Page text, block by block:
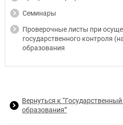
Семинары
Проверочные листы при
государственного контроля
образования
Вернуться к
образования”